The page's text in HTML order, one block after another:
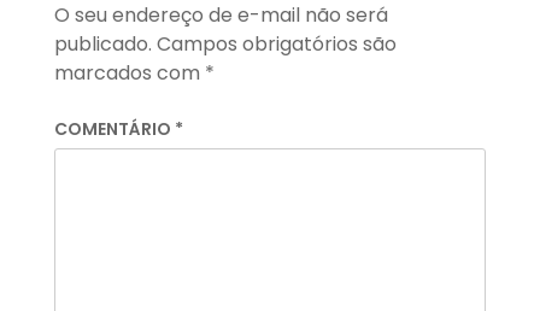
O seu endereço de e-mail não será
publicado. Campos obrigatórios são
marcados com *
COMENTÁRIO *